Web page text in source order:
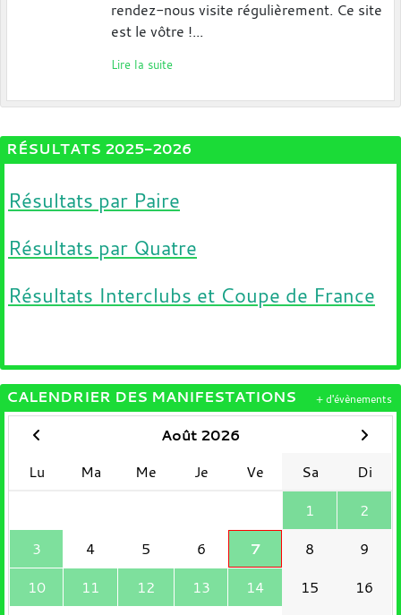
rendez-nous visite régulièrement. Ce site
est le vôtre !...
Lire la suite
RÉSULTATS 2025-2026
Résultats par Paire
Résultats par Quatre
Résultats Interclubs et Coupe de France
CALENDRIER DES MANIFESTATIONS
Août 2026
Lu
Ma Me Je Ve Sa
Di
1
2
3
4 5 6 7 8
9
10
11 12 13 14 15
16
+ d'évènements